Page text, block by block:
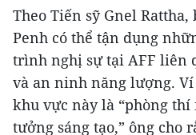
Theo Tiến sỹ Gnel
Penh có thể tận dụng
trình nghị sự tại AFF liên
và an ninh năng lượng.
khu vực này là “phòng
tưởng sáng tạo,” ông cho